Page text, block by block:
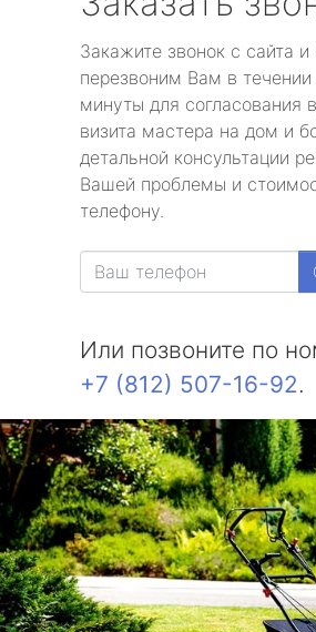
Закажите звонок с сайта
перезвоним Вам в течении
минуты для согласования
визита мастера на дом и
детальной консультации
Вашей проблемы и
телефону.
Или позвоните по
+7 (812) 507-16-92.